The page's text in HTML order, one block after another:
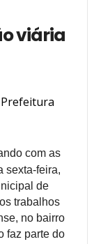
viária
Prefeitura
com as
sexta-feira,
de
trabalhos
no bairro
faz parte do